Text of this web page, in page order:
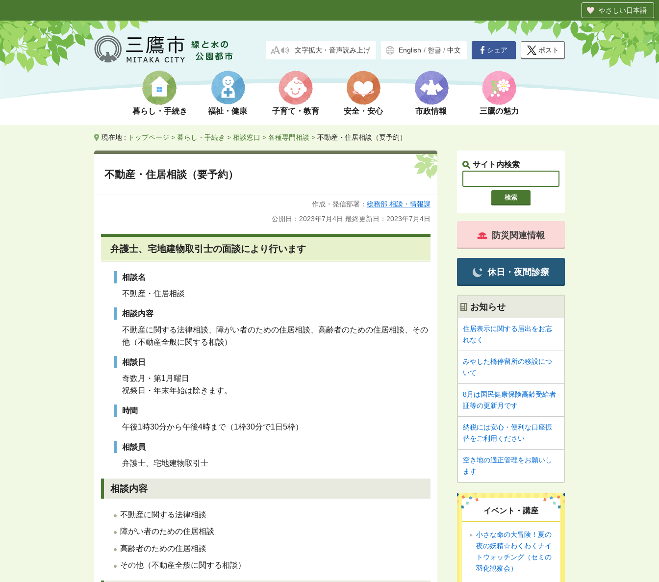
やさしい日本語
文字拡大・音声読み上げ English / 한글 / 中文
暮らし・手続き 福祉・健康 子育て・教育 安全・安心 市政情報 三鷹の魅力
シェア ポスト
現在地 : トップページ > 暮らし・手続き > 相談窓口 > 各種専門相談 > 不動産・住居相談（要予約）
サイト内検索
不動産・住居相談（要予約）
作成・発信部署： 総務部 相談・情報課
公開日：2023年7月4日 最終更新日：2023年7月4日
弁護士、宅地建物取引士の面談により行います
相談名
不動産・住居相談
相談内容
不動産に関する法律相談、障がい者のための住居相談、高齢者のための住居相談、その
他（不動産全般に関する相談）
相談日
奇数月・第1月曜日
祝祭日・年末年始は除きます。
時間
午後1時30分から午後4時まで（1枠30分で1日5枠）
相談員
弁護士、宅地建物取引士
相談内容
不動産に関する法律相談
障がい者のための住居相談
高齢者のための住居相談
その他（不動産全般に関する相談）
防災関連情報
休日・夜間診療
お知らせ
住居表示に関する届出をお忘
れなく
みやした橋停留所の移設につ
いて
8月は国民健康保険高齢受給者
証等の更新月です
納税には安心・便利な口座振
替をご利用ください
空き地の適正管理をお願いし
ます
イベント・講座
小さな命の大冒険！夏の
夜の妖精☆わくわくナイ
トウォッチング（セミの
羽化観察会）